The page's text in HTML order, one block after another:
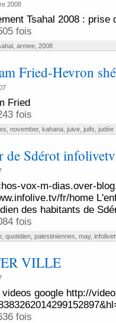
2008
Tsahal 2008 : prise
fois
, armee, 2008
Fried-Hevron
Fried
fois
november, kahana, juive, juifs judée
de Sdérot infolivetv
vox-m-dias.over-
fr/home
des habitants de
fois
, quotidien, palestiniennes may,
VILLE
google http://
fois